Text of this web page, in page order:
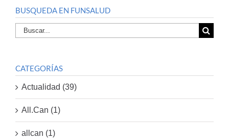
BUSQUEDA EN FUNSALUD
Buscar
por:
CATEGORÍAS
Actualidad (39)
All.Can (1)
allcan (1)